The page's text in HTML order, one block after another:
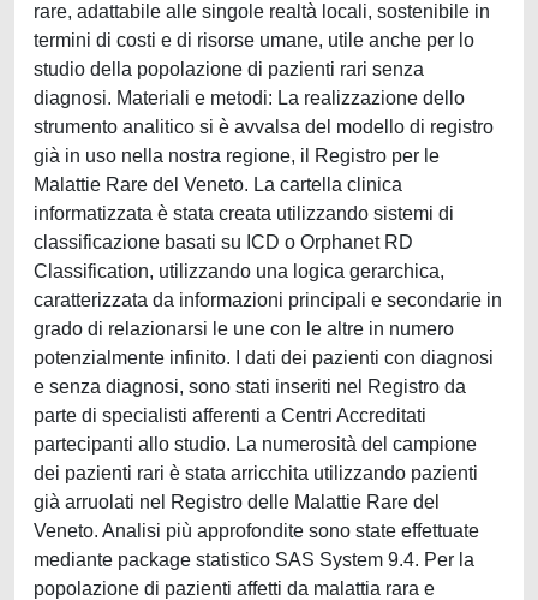
rare, adattabile alle singole realtà locali, sostenibile in
termini di costi e di risorse umane, utile anche per lo
studio della popolazione di pazienti rari senza
diagnosi. Materiali e metodi: La realizzazione dello
strumento analitico si è avvalsa del modello di registro
già in uso nella nostra regione, il Registro per le
Malattie Rare del Veneto. La cartella clinica
informatizzata è stata creata utilizzando sistemi di
classificazione basati su ICD o Orphanet RD
Classification, utilizzando una logica gerarchica,
caratterizzata da informazioni principali e secondarie in
grado di relazionarsi le une con le altre in numero
potenzialmente infinito. I dati dei pazienti con diagnosi
e senza diagnosi, sono stati inseriti nel Registro da
parte di specialisti afferenti a Centri Accreditati
partecipanti allo studio. La numerosità del campione
dei pazienti rari è stata arricchita utilizzando pazienti
già arruolati nel Registro delle Malattie Rare del
Veneto. Analisi più approfondite sono state effettuate
mediante package statistico SAS System 9.4. Per la
popolazione di pazienti affetti da malattia rara e